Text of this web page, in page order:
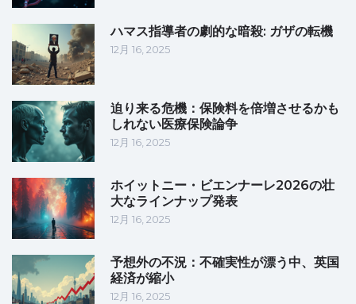
ハマス指導者の劇的な暗殺: ガザの転機
12月 16, 2025
迫り来る危機：保険料を倍増させるかも
しれない医療保険論争
12月 16, 2025
ホイットニー・ビエンナーレ2026の壮
大なラインナップ発表
12月 16, 2025
予想外の不況：不確実性が漂う中、英国
経済が縮小
12月 16, 2025